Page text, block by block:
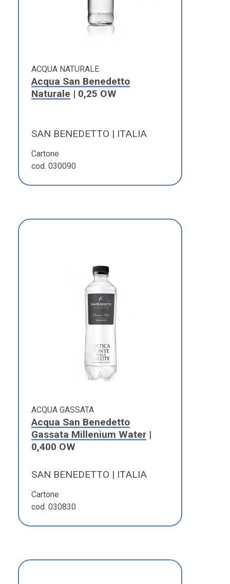
ACQUA NATURALE
Acqua San Benedetto
Naturale | 0,25 OW
SAN BENEDETTO | ITALIA
Cartone
cod. 030090
ACQUA GASSATA
Acqua San Benedetto
Gassata Millenium Water |
0,400 OW
SAN BENEDETTO | ITALIA
Cartone
cod. 030830